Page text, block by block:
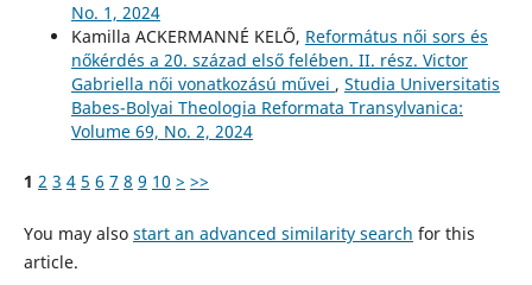
No. 1, 2024
Kamilla ACKERMANNÉ KELŐ, Református női sors és
nőkérdés a 20. század első felében. II. rész. Victor
Gabriella női vonatkozású művei , Studia Universitatis
Babes-Bolyai Theologia Reformata Transylvanica:
Volume 69, No. 2, 2024
1 2 3 4 5 6 7 8 9 10 > >>
You may also start an advanced similarity search for this
article.